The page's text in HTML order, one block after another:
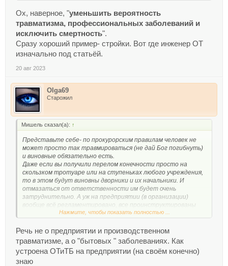
мерами безопасности, а ещё и послать могут что бы не
мешал со своими глупостями работать. Вот там да,
инженер по ТБ ходит по лезвию бритвы.
Ох, наверное, "уменьшить вероятность
травматизма, профессиональных заболеваний и
исключить смертность".
Сразу хороший пример- стройки. Вот где инженер ОТ
изначально под статьёй.
20 авг 2023
Olga69
Старожил
Мишель сказал(а): ↑
Представьте себе- по прокурорским правилам человек не
может просто так травмироваться (не дай Бог погибнуть)
и виновные обязательно есть.
Даже если вы получили перелом конечности просто на
скользком тротуаре или на ступеньках любого учреждения,
то в этом будут виновны дворники и их начальники. И
отмазаться от ответственности им будет очень
затруднительно. А уж на предприятии (в организации)
вообще всё регламентировано, все проинструктированы
под роспись, действует целая система приказов и правил.
работающего имеет приоритетное значение по
отношению к любым результатам производственной
деятельности", вот!
Нажмите, чтобы показать полностью ...
Речь не о предприятии и производственном
травматизме, а о "бытовых " заболеваниях. Как
устроена ОТиТБ на предприятии (на своём конечно)
знаю